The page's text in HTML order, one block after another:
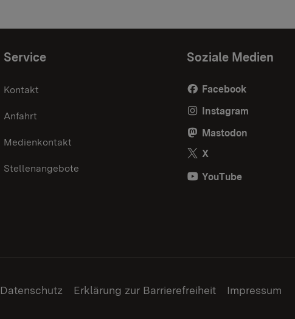
Service
Kontakt
Anfahrt
Medienkontakt
Stellenangebote
Soziale Medien
Facebook
Instagram
Mastodon
X
YouTube
Datenschutz Erklärung zur Barrierefreiheit Impressum